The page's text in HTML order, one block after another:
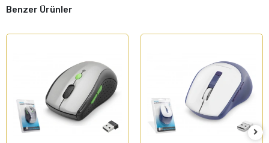
Benzer Ürünler